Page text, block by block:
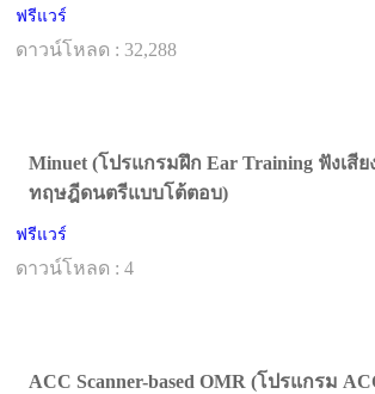
ฟรีแวร์
ดาวน์โหลด : 32,288
Minuet (โปรแกรมฝึก Ear Training ฟังเสี
ทฤษฎีดนตรีแบบโต้ตอบ)
ฟรีแวร์
ดาวน์โหลด : 4
ACC Scanner-based OMR (โปรแกรม